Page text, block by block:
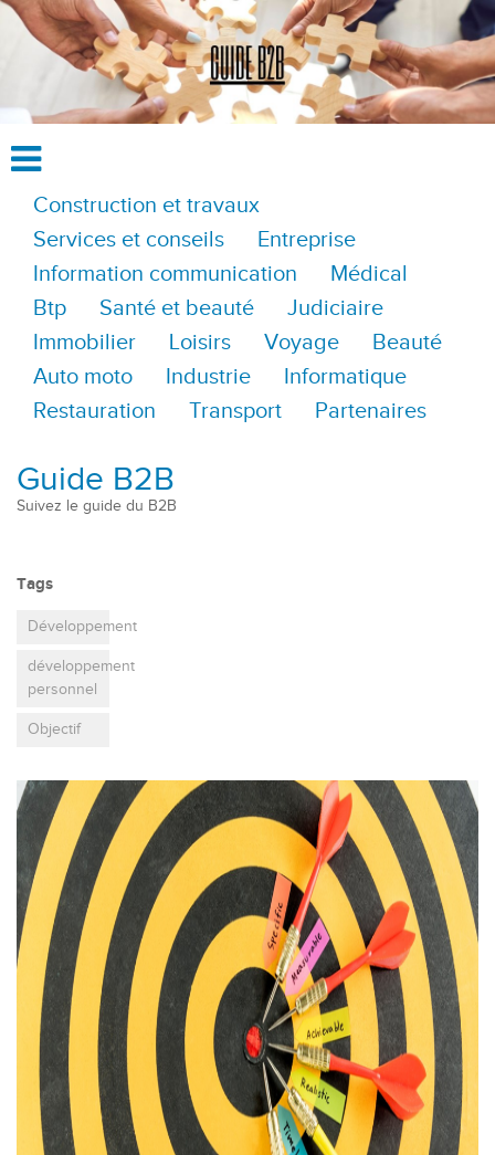
Construction et travaux
Services et conseils
Entreprise
Information communication
Médical
Btp
Santé et beauté
Judiciaire
Immobilier
Loisirs Voyage
Beauté
Auto moto
Industrie
Informatique
Restauration
Transport Partenaires
Guide B2B
Suivez le guide du B2B
Tags
Développement
développement
personnel
Objectif